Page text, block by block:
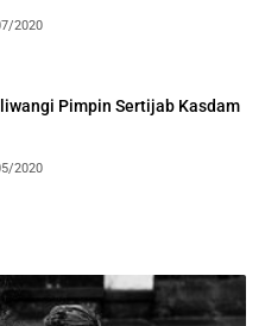
2020
Pimpin Sertijab Kasdam
2020